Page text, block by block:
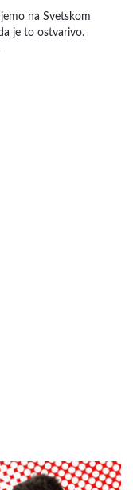
na Svetskom
je to ostvarivo.